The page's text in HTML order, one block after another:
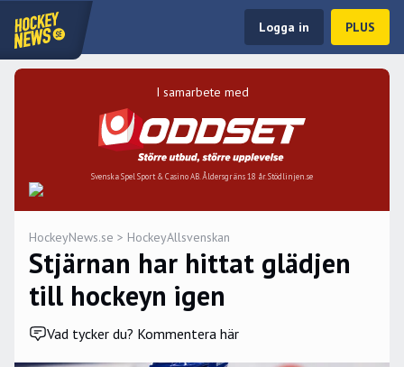
Logga in PLUS
I samarbete med
Svenska Spel Sport & Casino AB. Åldersgräns 18 år. Stödlinjen.se
HockeyNews.se > HockeyAllsvenskan
Stjärnan har hittat glädjen
till hockeyn igen
Vad tycker du? Kommentera här